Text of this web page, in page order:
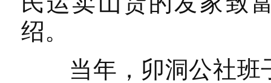
绍。
当年，卯洞公社班